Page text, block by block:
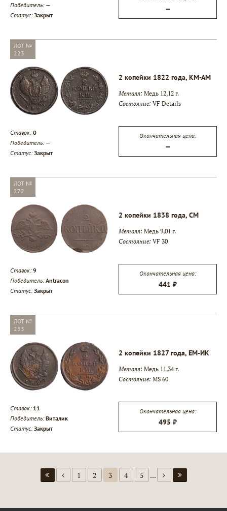
Победитель: —
Статус:Закрыт
—
ЛОТ №
223
2 копейки 1822 года, КМ-АМ
Металл: Медь 12,12 г.
Состояние: VF Details
Ставок:0
Победитель: —
Статус:Закрыт
Окончательная цена:
—
ЛОТ №
272
2 копейки 1838 года, СМ
Металл: Медь 9,01 г.
Состояние: VF 30
Ставок:9
Победитель: Antracon
Статус:Закрыт
Окончательная цена:
441 ₽
ЛОТ №
233
2 копейки 1827 года, ЕМ-ИК
Металл: Медь 11,34 г.
Состояние: MS 60
Ставок: 11
Победитель: Виталик
Статус:Закрыт
Окончательная цена:
495 ₽
1 2 3 4 5 ...